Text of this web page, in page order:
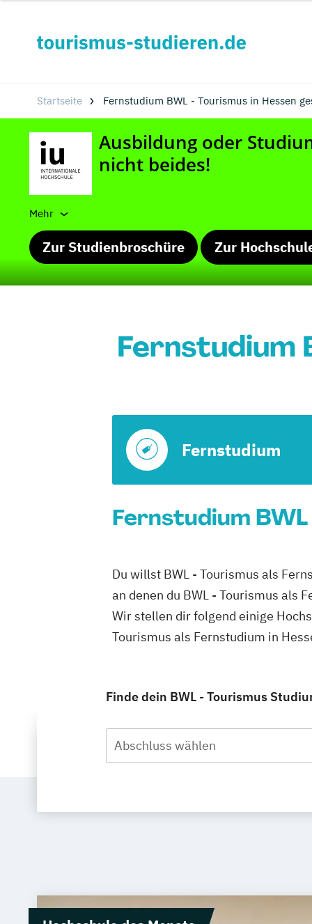
Startseite Fernstudium BWL - Tourismus in Hessen
Mehr
Zur Studienbroschüre Zur
Fernstudium
Fernstudium
Fernstudium
Du willst BWL - Tourismus als
an denen du BWL - Tourismus als
Wir stellen dir folgend einige
Tourismus als Fernstudium in
Finde dein BWL - Tourismus
Abschluss wählen